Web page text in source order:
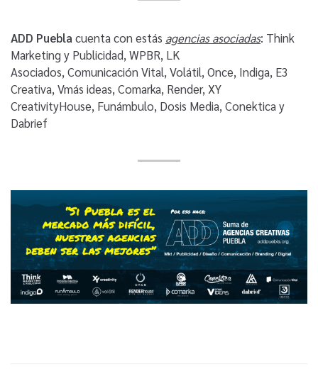
ADD Puebla cuenta con estás agencias asociadas: Think
Marketing y Publicidad, WPBR, LK
Asociados, Comunicación Vital, Volátil, Once, Indiga, E3
Creativa, Vmás ideas, Comarka, Render, XY
CreativityHouse, Funámbulo, Dosis Media, Conektica y
Dabrief